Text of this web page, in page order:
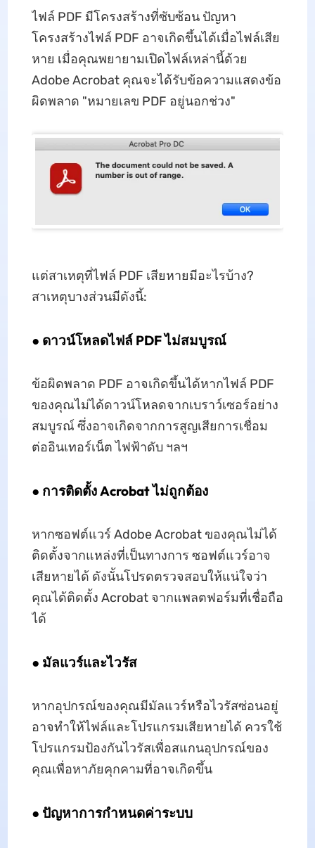
ไฟล์ PDF มีโครงสร้างที่ซับซ้อน ปัญหา
โครงสร้างไฟล์ PDF อาจเกิดขึ้นได้เมื่อไฟล์เสีย
หาย เมื่อคุณพยายามเปิดไฟล์เหล่านี้ด้วย
Adobe Acrobat คุณจะได้รับข้อความแสดงข้อ
ผิดพลาด "หมายเลข PDF อยู่นอกช่วง"
แต่สาเหตุที่ไฟล์ PDF เสียหายมีอะไรบ้าง?
สาเหตุบางส่วนมีดังนี้:
● ดาวน์โหลดไฟล์ PDF ไม่สมบูรณ์
ข้อผิดพลาด PDF อาจเกิดขึ้นได้หากไฟล์ PDF
ของคุณไม่ได้ดาวน์โหลดจากเบราว์เซอร์อย่าง
สมบูรณ์ ซึ่งอาจเกิดจากการสูญเสียการเชื่อม
ต่ออินเทอร์เน็ต ไฟฟ้าดับ ฯลฯ
● การติดตั้ง Acrobat ไม่ถูกต้อง
หากซอฟต์แวร์ Adobe Acrobat ของคุณไม่ได้
ติดตั้งจากแหล่งที่เป็นทางการ ซอฟต์แวร์อาจ
เสียหายได้ ดังนั้นโปรดตรวจสอบให้แน่ใจว่า
คุณได้ติดตั้ง Acrobat จากแพลตฟอร์มที่เชื่อถือ
ได้
● มัลแวร์และไวรัส
หากอุปกรณ์ของคุณมีมัลแวร์หรือไวรัสซ่อนอยู่
อาจทำให้ไฟล์และโปรแกรมเสียหายได้ ควรใช้
โปรแกรมป้องกันไวรัสเพื่อสแกนอุปกรณ์ของ
คุณเพื่อหาภัยคุกคามที่อาจเกิดขึ้น
● ปัญหาการกำหนดค่าระบบ